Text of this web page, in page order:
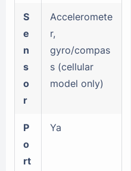
S
e
n
s
o
r
Acceleromete
r,
gyro/compas
s (cellular
model only)
P
o
rt
Ya